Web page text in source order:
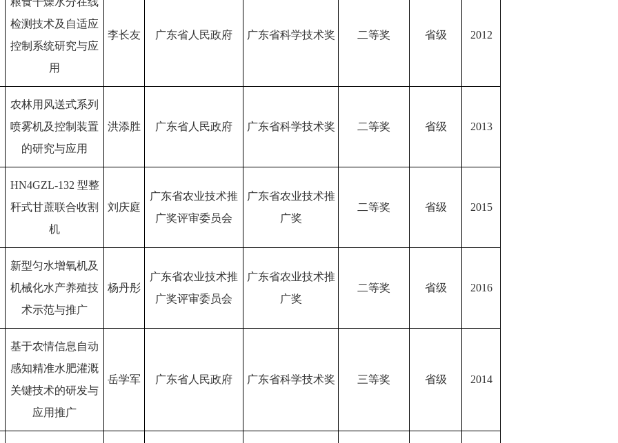
检测技术及自适应
控制系统研究与应
用
李长友 广东省人民政府 广东省科学技术奖 二等奖 省级 2012
农林用风送式系列
喷雾机及控制装置
的研究与应用
洪添胜 广东省人民政府 广东省科学技术奖 二等奖 省级 2013
HN4GZL-132 型整
秆式甘蔗联合收割
机
刘庆庭
广东省农业技术推
广奖评审委员会
广东省农业技术推
广奖
二等奖 省级 2015
新型匀水增氧机及
机械化水产养殖技
术示范与推广
杨丹彤
广东省农业技术推
广奖评审委员会
广东省农业技术推
广奖
二等奖 省级 2016
基于农情信息自动
感知精准水肥灌溉
关键技术的研发与
应用推广
岳学军 广东省人民政府 广东省科学技术奖 三等奖 省级 2014